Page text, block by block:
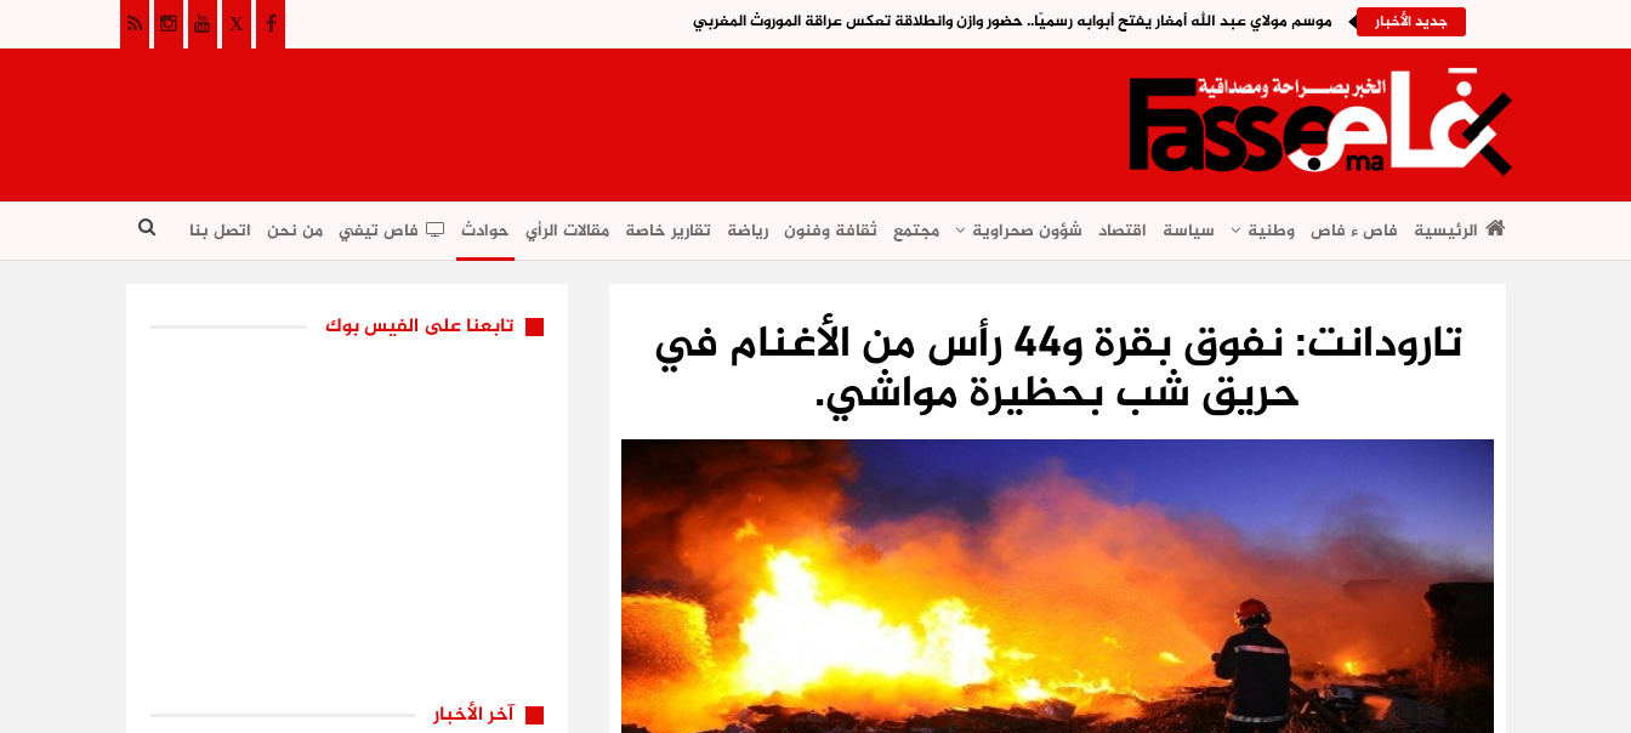
جديد الأخبار موسم مولاي عبد الله أمغار يفتح أبوابه رسميًا.. حضور وازن وانطلاقة تعكس عراقة الموروث المغربي
الرئيسية فاص ء فاص وطنية سياسة اقتصاد شؤون صحراوية مجتمع ثقافة وفنون رياضة تقارير خاصة مقالات الرأي حوادث فاص تيفي من نحن اتصل بنا
تارودانت: نفوق بقرة و44 رأس من الأغنام في
حريق شب بحظيرة مواشي.
تابعنا على الفيس بوك
آخر الأخبار